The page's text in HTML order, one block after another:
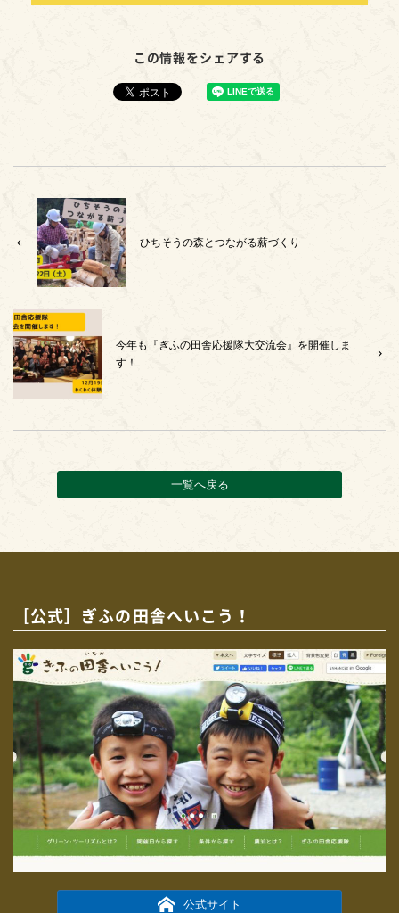
この情報をシェアする
ひちそうの森とつながる薪づくり
今年も『ぎふの田舎応援隊大交流会』を開催しま
す！
一覧へ戻る
［公式］ぎふの田舎へいこう！
公式サイト